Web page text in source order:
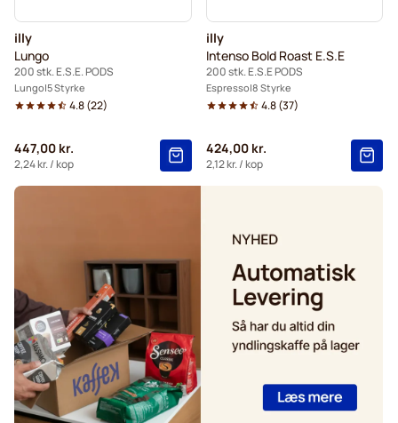
illy
Lungo
200 stk. E.S.E. PODS
Lungo 5 Styrke
4.8(22)
447,00 kr.
2,24 kr./ kop
illy
Intenso Bold Roast E.S.E
200 stk. E.S.E PODS
Espresso 8 Styrke
4.8(37)
424,00 kr.
2,12 kr./ kop